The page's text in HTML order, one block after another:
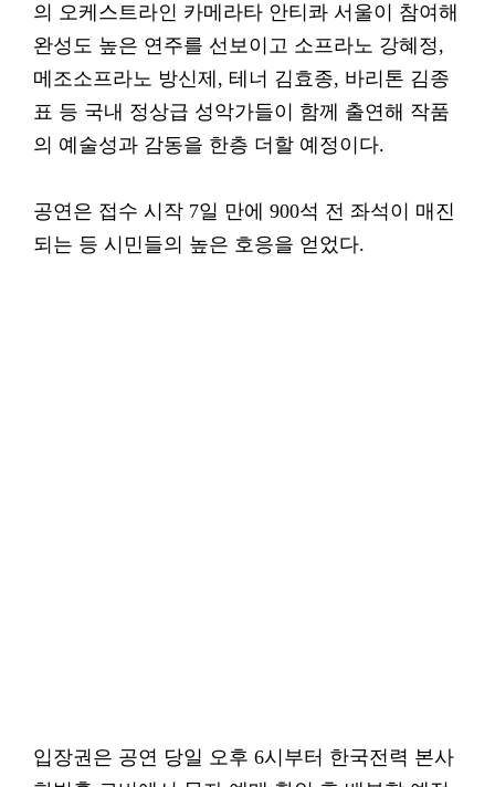
의 오케스트라인 카메라타 안티콰 서울이 참여해
완성도 높은 연주를 선보이고 소프라노 강혜정,
메조소프라노 방신제, 테너 김효종, 바리톤 김종
표 등 국내 정상급 성악가들이 함께 출연해 작품
의 예술성과 감동을 한층 더할 예정이다.
공연은 접수 시작 7일 만에 900석 전 좌석이 매진
되는 등 시민들의 높은 호응을 얻었다.
입장권은 공연 당일 오후 6시부터 한국전력 본사